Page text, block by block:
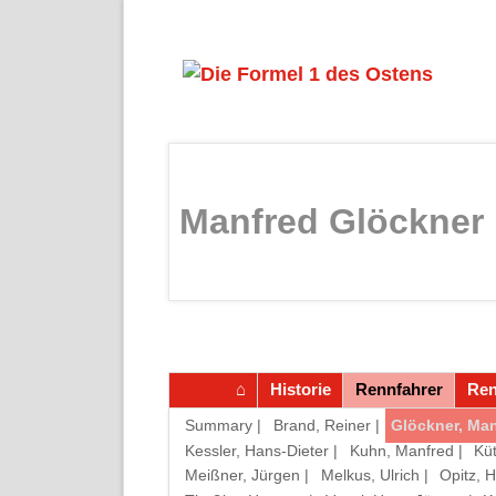
Manfred Glöckner
Navigation
überspringen
Historie Rennfahrer
Navigation
überspringen
Summary | Brand, Reiner | Glöckner,
Kessler, Hans-Dieter |
Kuhn, Manfred |
Meißner, Jürgen |
Melkus, Ulrich | Opitz,